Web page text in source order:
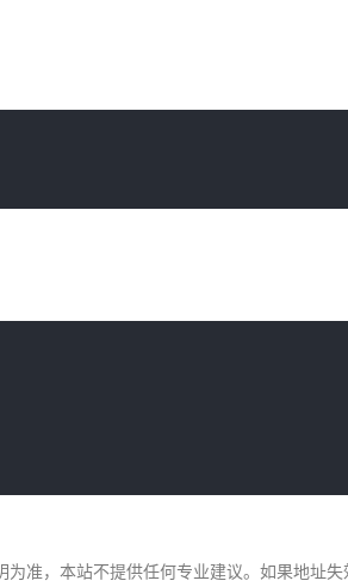
准，本站不提供任何专业建议。如果地址